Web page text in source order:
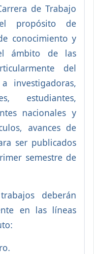
de Trabajo
propósito de
conocimiento y
ámbito de las
del
investigadoras,
estudiantes,
nacionales y
avances de
ser publicados
semestre de
deberán
en las líneas